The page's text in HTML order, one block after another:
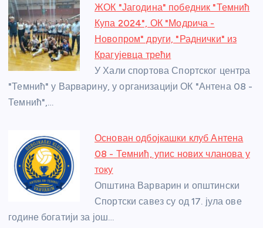
ЖОК "Јагодина" победник "Темнић
Купа 2024", ОК "Модрича -
Новопром" други, "Раднички" из
Крагујевца трећи
У Хали спортова Спортског центра
"Темнић" у Варварину, у организацији ОК "Антена 08 -
Темнић",…
Основан одбојкашки клуб Антена
08 - Темнић, упис нових чланова у
току
Општина Варварин и општински
Спортски савез су од 17. јула ове
године богатији за још…